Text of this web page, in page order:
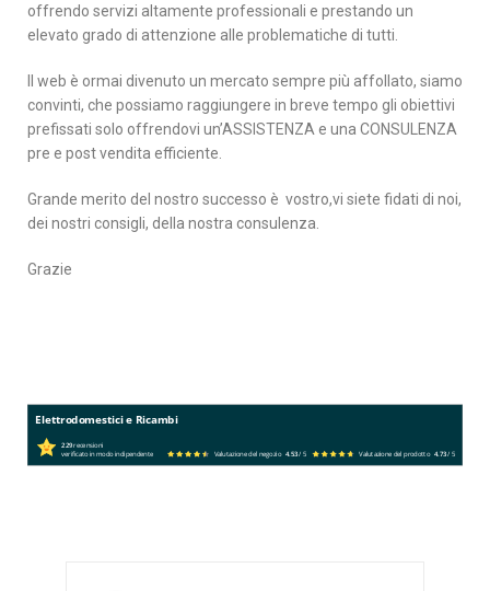
offrendo servizi altamente professionali e prestando un
elevato grado di attenzione alle problematiche di tutti.
Il web è ormai divenuto un mercato sempre più affollato, siamo
convinti, che possiamo raggiungere in breve tempo gli obiettivi
prefissati solo offrendovi un’ASSISTENZA e una CONSULENZA
pre e post vendita efficiente.
Grande merito del nostro successo è vostro,vi siete fidati di noi,
dei nostri consigli, della nostra consulenza.
Grazie
Elettrodomestici e Ricambi
229recensioni
verificato in modo indipendente
Valutazione del negozio 4.53/ 5 Valutazione del prodotto 4.73/ 5